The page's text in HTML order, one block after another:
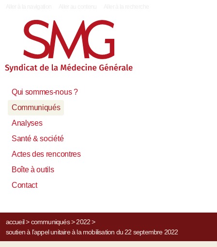
Qui sommes-nous ?
Communiqués
Analyses
Santé & société
Actes des rencontres
Boîte à outils
Contact
accueil> communiqués> 2022>
soutien à l’appel unitaire à la mobilisation du 22 septembre 2022